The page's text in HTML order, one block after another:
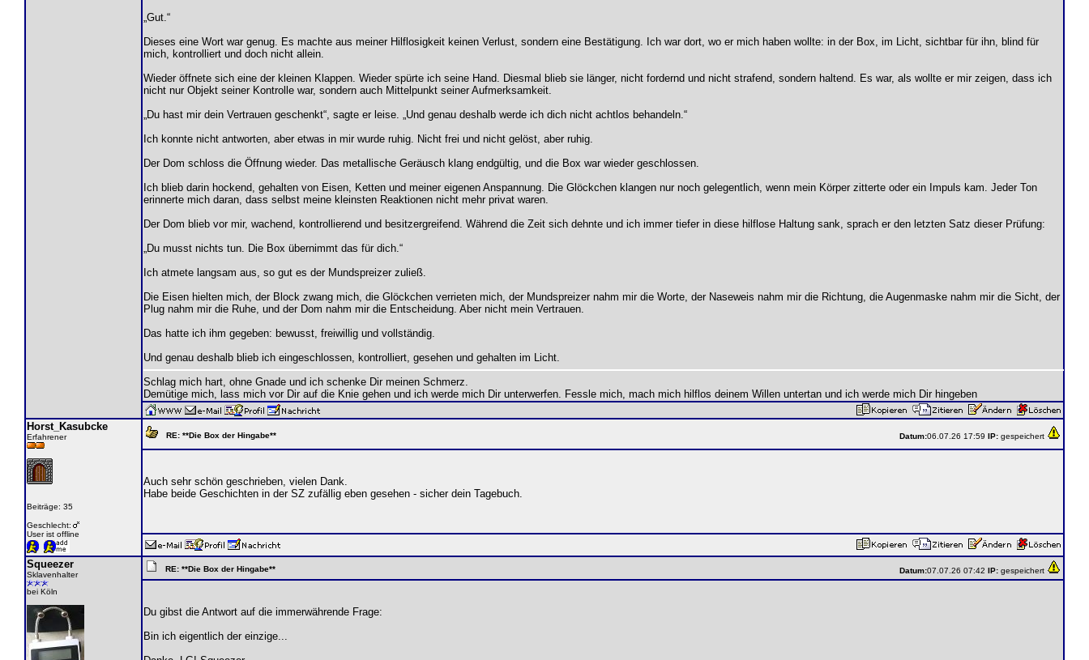
„Gut.“
Dieses eine Wort war genug. Es machte aus meiner Hilflosigkeit keinen Verlust, sondern eine Bestätigung. Ich war dort, wo er mich haben wollte: in der Box, im Licht, sichtbar für ihn, blind für
mich, kontrolliert und doch nicht allein.
Wieder öffnete sich eine der kleinen Klappen. Wieder spürte ich seine Hand. Diesmal blieb sie länger, nicht fordernd und nicht strafend, sondern haltend. Es war, als wollte er mir zeigen, dass ich
nicht nur Objekt seiner Kontrolle war, sondern auch Mittelpunkt seiner Aufmerksamkeit.
„Du hast mir dein Vertrauen geschenkt“, sagte er leise. „Und genau deshalb werde ich dich nicht achtlos behandeln.“
Ich konnte nicht antworten, aber etwas in mir wurde ruhig. Nicht frei und nicht gelöst, aber ruhig.
Der Dom schloss die Öffnung wieder. Das metallische Geräusch klang endgültig, und die Box war wieder geschlossen.
Ich blieb darin hockend, gehalten von Eisen, Ketten und meiner eigenen Anspannung. Die Glöckchen klangen nur noch gelegentlich, wenn mein Körper zitterte oder ein Impuls kam. Jeder Ton
erinnerte mich daran, dass selbst meine kleinsten Reaktionen nicht mehr privat waren.
Der Dom blieb vor mir, wachend, kontrollierend und besitzergreifend. Während die Zeit sich dehnte und ich immer tiefer in diese hilflose Haltung sank, sprach er den letzten Satz dieser Prüfung:
„Du musst nichts tun. Die Box übernimmt das für dich.“
Ich atmete langsam aus, so gut es der Mundspreizer zuließ.
Die Eisen hielten mich, der Block zwang mich, die Glöckchen verrieten mich, der Mundspreizer nahm mir die Worte, der Naseweis nahm mir die Richtung, die Augenmaske nahm mir die Sicht, der
Plug nahm mir die Ruhe, und der Dom nahm mir die Entscheidung. Aber nicht mein Vertrauen.
Das hatte ich ihm gegeben: bewusst, freiwillig und vollständig.
Und genau deshalb blieb ich eingeschlossen, kontrolliert, gesehen und gehalten im Licht.
Schlag mich hart, ohne Gnade und ich schenke Dir meinen Schmerz.
Demütige mich, lass mich vor Dir auf die Knie gehen und ich werde mich Dir unterwerfen. Fessle mich, mach mich hilflos deinem Willen untertan und ich werde mich Dir hingeben
Horst_Kasubcke
Erfahrener
Beiträge: 35
Geschlecht:
User ist offline
RE: **Die Box der Hingabe** Datum:06.07.26 17:59 IP: gespeichert
Auch sehr schön geschrieben, vielen Dank.
Habe beide Geschichten in der SZ zufällig eben gesehen - sicher dein Tagebuch.
Squeezer
Sklavenhalter
bei Köln
RE: **Die Box der Hingabe** Datum:07.07.26 07:42 IP: gespeichert
Du gibst die Antwort auf die immerwährende Frage:
Bin ich eigentlich der einzige...